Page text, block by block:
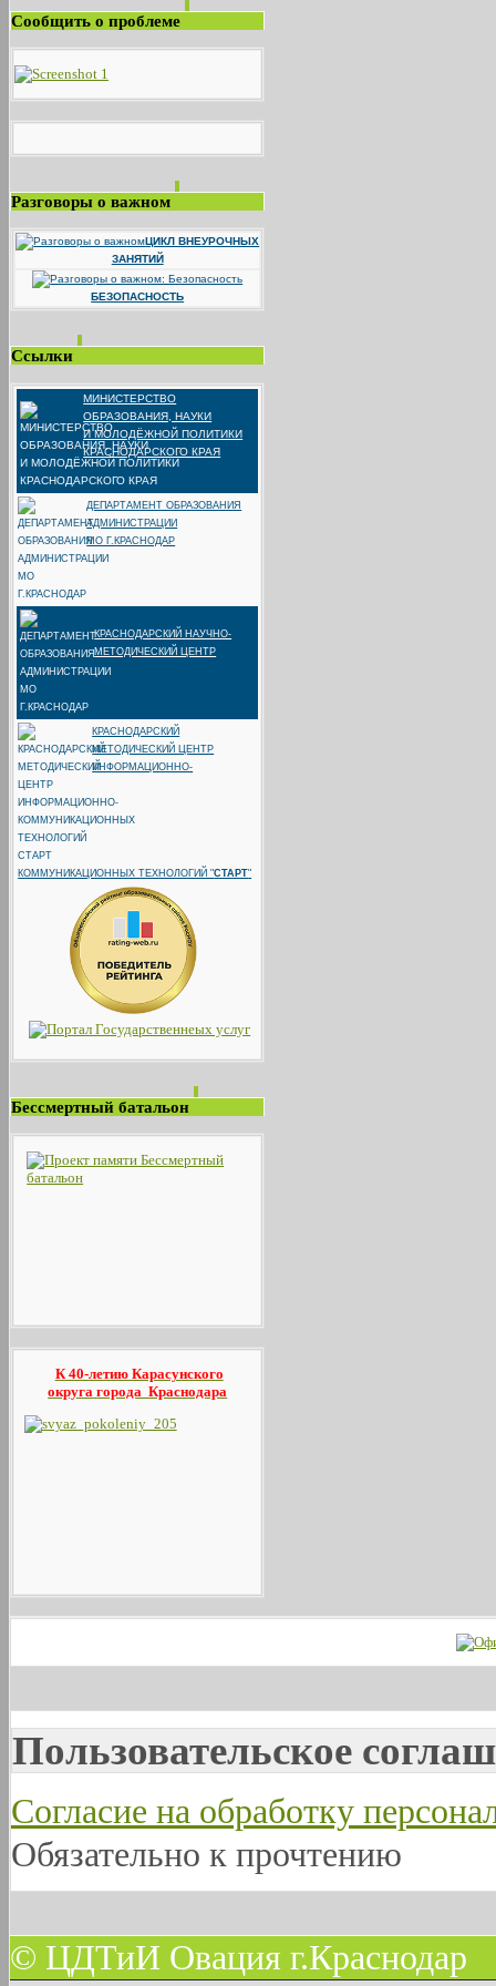
Сообщить о проблеме
Разговоры о важном
ЦИКЛ ВНЕУРОЧНЫХ
ЗАНЯТИЙ
БЕЗОПАСНОСТЬ
Ссылки
МИНИСТЕРСТВО
ОБРАЗОВАНИЯ, НАУКИ
И МОЛОДЁЖНОЙ ПОЛИТИКИ
КРАСНОДАРСКОГО КРАЯ
ДЕПАРТАМЕНТ ОБРАЗОВАНИЯ
АДМИНИСТРАЦИИ
МО Г.КРАСНОДАР
КРАСНОДАРСКИЙ НАУЧНО-
МЕТОДИЧЕСКИЙ ЦЕНТР
КРАСНОДАРСКИЙ
МЕТОДИЧЕСКИЙ ЦЕНТР
ИНФОРМАЦИОННО-
КОММУНИКАЦИОННЫХ ТЕХНОЛОГИЙ "СТАРТ"
Бессмертный батальон
К 40-летию Карасунского
округа города Краснодара
Пользовательское
Согласие на обработку
Обязательно к прочтению
© ЦДТиИ Овация г.Краснодар